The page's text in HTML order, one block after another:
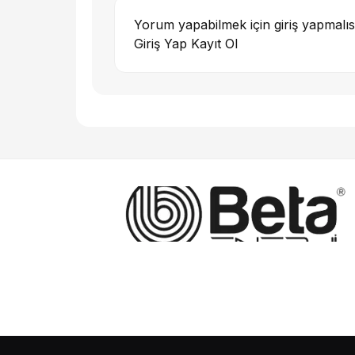
Yorum yapabilmek için giriş
Giriş Yap Kayıt Ol